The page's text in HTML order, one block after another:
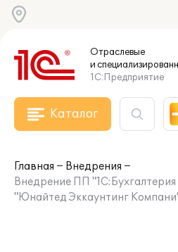
Отраслевые
и
1С:Предприятие
Каталог
Главная
Внедрения
Внедрение ПП
"Юнайтед Эккаунтинг